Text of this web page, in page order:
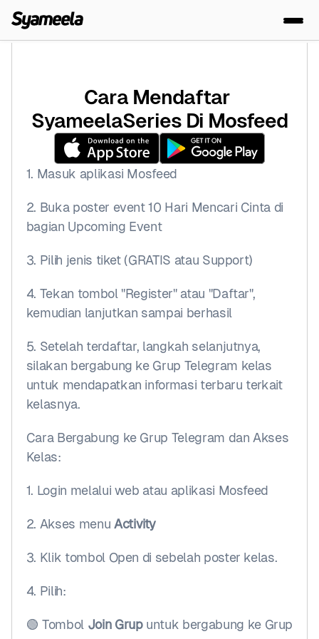
Cara Mendaftar
SyameelaSeries Di Mosfeed
1. Masuk aplikasi Mosfeed
2. Buka poster event 10 Hari Mencari Cinta di
bagian Upcoming Event
3. Pilih jenis tiket (GRATIS atau Support)
4. Tekan tombol "Register" atau "Daftar",
kemudian lanjutkan sampai berhasil
5. Setelah terdaftar, langkah selanjutnya,
silakan bergabung ke Grup Telegram kelas
untuk mendapatkan informasi terbaru terkait
kelasnya.
Cara Bergabung ke Grup Telegram dan Akses
Kelas:
1. Login melalui web atau aplikasi Mosfeed
2. Akses menu Activity
3. Klik tombol Open di sebelah poster kelas.
4. Pilih:
🟢 Tombol Join Grup untuk bergabung ke Grup